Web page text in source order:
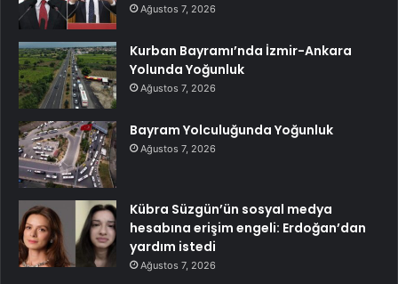
Ağustos 7, 2026
Kurban Bayramı’nda İzmir-Ankara
Yolunda Yoğunluk
Ağustos 7, 2026
Bayram Yolculuğunda Yoğunluk
Ağustos 7, 2026
Kübra Süzgün’ün sosyal medya
hesabına erişim engeli: Erdoğan’dan
yardım istedi
Ağustos 7, 2026